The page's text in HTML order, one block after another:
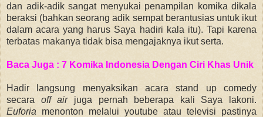
dan adik-adik sangat menyukai penampilan komika dikala
beraksi (bahkan seorang adik sempat berantusias untuk ikut
dalam acara yang harus Saya hadiri kala itu). Tapi karena
terbatas makanya tidak bisa mengajaknya ikut serta.
Baca Juga : 7 Komika Indonesia Dengan Ciri Khas Unik
Hadir langsung menyaksikan acara stand up comedy
secara off airjuga pernah beberapa kali Saya lakoni.
Euforia menonton melalui youtube atau televisi pastinya